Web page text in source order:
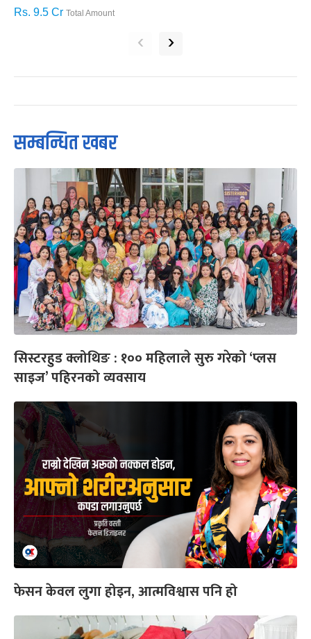
Rs. 9.5 Cr Total Amount
‹ ›
सम्बन्धित खबर
सिस्टरहुड क्लोथिङ : १०० महिलाले सुरु गरेको ‘प्लस
साइज’ पहिरनको व्यवसाय
फेसन केवल लुगा होइन, आत्मविश्वास पनि हो